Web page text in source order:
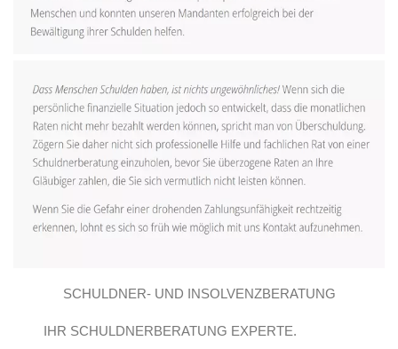
SCHULDNER- UND INSOLVENZBERATUNG
GROSSBEEREN E.V..
IHR SCHULDNERBERATUNG EXPERTE.